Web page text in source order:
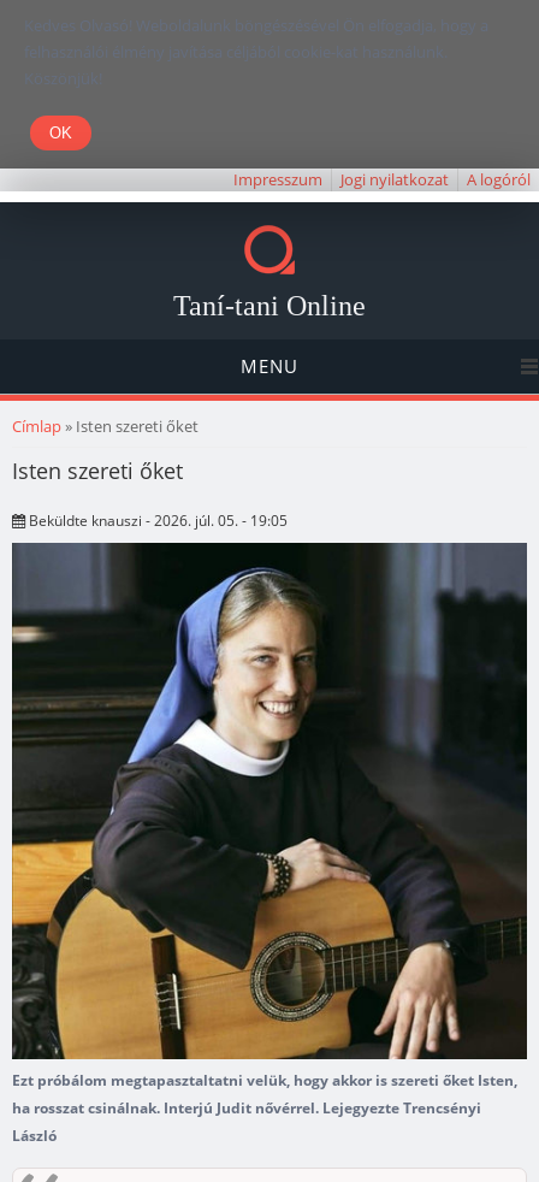
Kedves Olvasó! Weboldalunk böngészésével Ön elfogadja, hogy a
felhasználói élmény javítása céljából cookie-kat használunk.
Köszönjük!
Impresszum Jogi nyilatkozat A logóról
Taní-tani Online
MENU
Jelenlegi hely
Címlap» Isten szereti őket
Isten szereti őket
Beküldte knauszi - 2026. júl. 05. - 19:05
Ezt próbálom megtapasztaltatni velük, hogy akkor is szereti őket Isten,
ha rosszat csinálnak. Interjú Judit nővérrel. Lejegyezte Trencsényi
László